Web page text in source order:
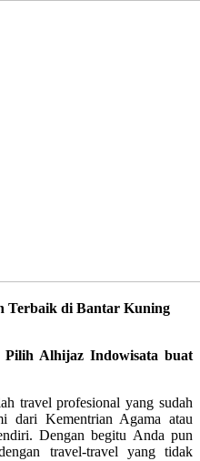
Terbaik di Bantar Kuning
Pilih Alhijaz Indowisata buat
travel profesional yang sudah
dari Kementrian Agama atau
Dengan begitu Anda pun
travel-travel yang tidak